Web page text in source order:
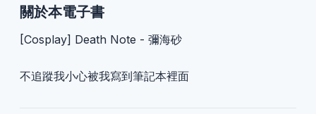
關於本電子書
[Cosplay] Death Note - 彌海砂
不追蹤我小心被我寫到筆記本裡面